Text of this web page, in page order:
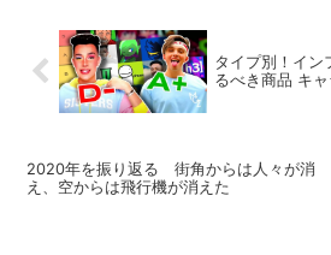
タイプ別！イン
るべき商品 キ
2020年を振り返る 街角からは人々が消
え、空からは飛行機が消えた